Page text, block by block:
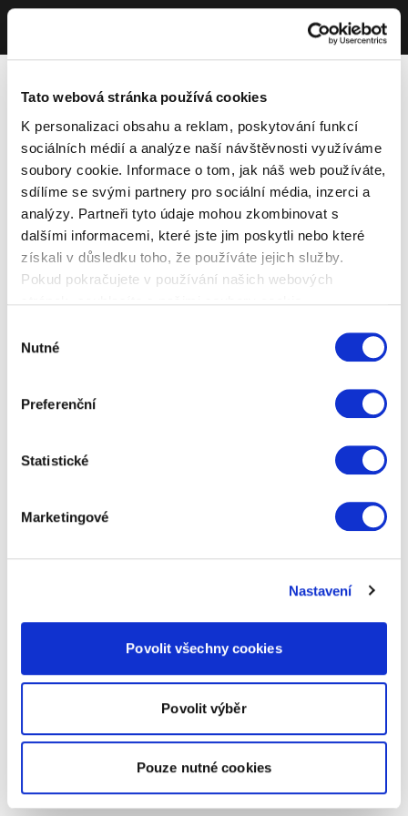
Tato webová stránka používá cookies
K personalizaci obsahu a reklam, poskytování funkcí
sociálních médií a analýze naší návštěvnosti využíváme
soubory cookie. Informace o tom, jak náš web používáte,
sdílíme se svými partnery pro sociální média, inzerci a
analýzy. Partneři tyto údaje mohou zkombinovat s
dalšími informacemi, které jste jim poskytli nebo které
získali v důsledku toho, že používáte jejich služby.
Pokud pokračujete v používání našich webových
souhlasu
Nutné
Preferenční
Statistické
Marketingové
Nastavení
Povolit všechny cookies
Povolit výběr
Pouze nutné cookies